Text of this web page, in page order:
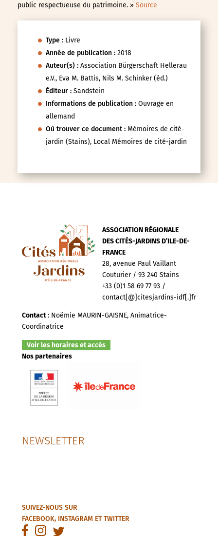
public respectueuse du patrimoine.» Source
Type : Livre
Année de publication : 2018
Auteur(s) : Association Bürgerschaft Hellerau
e.V., Eva M. Battis, Nils M. Schinker (éd.)
Éditeur : Sandstein
Informations de publication : Ouvrage en
allemand
Où trouver ce document : Mémoires de cité-
jardin (Stains), Local Mémoires de cité-jardin
ASSOCIATION RÉGIONALE
DES CITÉS-JARDINS D’ILE-DE-
FRANCE
28, avenue Paul Vaillant
Couturier / 93 240 Stains
+33 (0)1 58 69 77 93 /
contact[@]citesjardins-idf[.]fr
Contact: Noëmie MAURIN-GAISNE, Animatrice-
Coordinatrice
Voir les horaires et accès
Nos partenaires
NEWSLETTER
SUIVEZ-NOUS SUR
FACEBOOK, INSTAGRAMETTWITTER